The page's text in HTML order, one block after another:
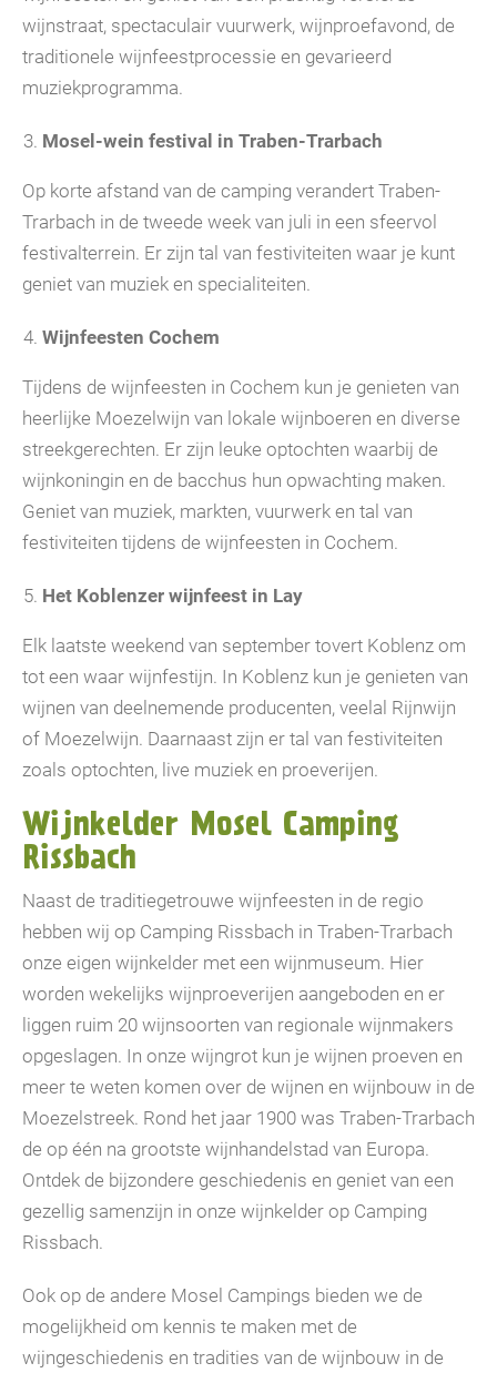
wijnstraat, spectaculair vuurwerk, wijnproefavond, de
traditionele wijnfeestprocessie en gevarieerd
muziekprogramma.
Mosel-wein festival in Traben-Trarbach
Op korte afstand van de camping verandert Traben-
Trarbach in de tweede week van juli in een sfeervol
festivalterrein. Er zijn tal van festiviteiten waar je kunt
geniet van muziek en specialiteiten.
Wijnfeesten Cochem
Tijdens de wijnfeesten in Cochem kun je genieten van
heerlijke Moezelwijn van lokale wijnboeren en diverse
streekgerechten. Er zijn leuke optochten waarbij de
wijnkoningin en de bacchus hun opwachting maken.
Geniet van muziek, markten, vuurwerk en tal van
festiviteiten tijdens de wijnfeesten in Cochem.
Het Koblenzer wijnfeest in Lay
Elk laatste weekend van september tovert Koblenz om
tot een waar wijnfestijn. In Koblenz kun je genieten van
wijnen van deelnemende producenten, veelal Rijnwijn
of Moezelwijn. Daarnaast zijn er tal van festiviteiten
zoals optochten, live muziek en proeverijen.
Wijnkelder Mosel Camping
Rissbach
Naast de traditiegetrouwe wijnfeesten in de regio
hebben wij op Camping Rissbach in Traben-Trarbach
onze eigen wijnkelder met een wijnmuseum. Hier
worden wekelijks wijnproeverijen aangeboden en er
liggen ruim 20 wijnsoorten van regionale wijnmakers
opgeslagen. In onze wijngrot kun je wijnen proeven en
meer te weten komen over de wijnen en wijnbouw in de
Moezelstreek. Rond het jaar 1900 was Traben-Trarbach
de op één na grootste wijnhandelstad van Europa.
Ontdek de bijzondere geschiedenis en geniet van een
gezellig samenzijn in onze wijnkelder op Camping
Rissbach.
Ook op de andere Mosel Campings bieden we de
mogelijkheid om kennis te maken met de
wijngeschiedenis en tradities van de wijnbouw in de